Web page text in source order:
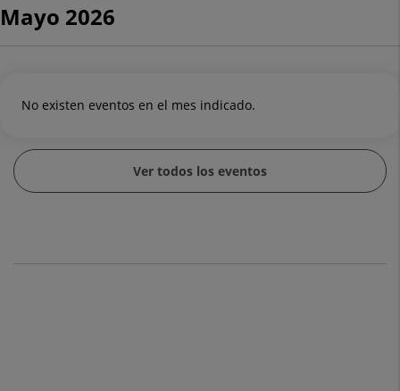
Mayo 2026
No existen eventos en el mes indicado.
Ver todos los eventos